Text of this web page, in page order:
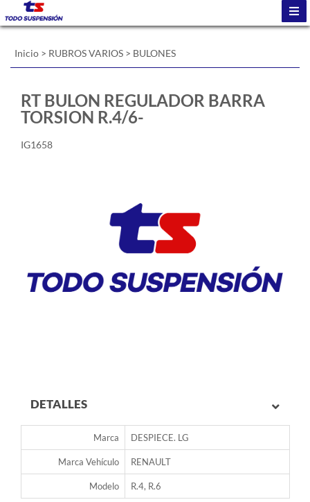
Inicio > RUBROS VARIOS > BULONES
RT BULON REGULADOR BARRA
TORSION R.4/6-
IG1658
DETALLES
Marca DESPIECE. LG
Marca Vehículo RENAULT
Modelo R.4, R.6